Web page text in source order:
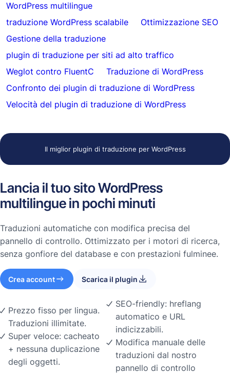
WordPress multilingue
traduzione WordPress scalabile
Ottimizzazione SEO
Gestione della traduzione
plugin di traduzione per siti ad alto traffico
Weglot contro FluentC
Traduzione di WordPress
Confronto dei plugin di traduzione di WordPress
Velocità del plugin di traduzione di WordPress
Il miglior plugin di traduzione per WordPress
Lancia il tuo sito WordPress
multilingue in pochi minuti
Traduzioni automatiche con modifica precisa del
pannello di controllo. Ottimizzato per i motori di ricerca,
senza gonfiore del database e con prestazioni fulminee.
Crea account Scarica il plugin
Prezzo fisso per lingua.
Traduzioni illimitate.
Super veloce: cacheato
+ nessuna duplicazione
degli oggetti.
SEO-friendly: hreflang
automatico e URL
indicizzabili.
Modifica manuale delle
traduzioni dal nostro
pannello di controllo